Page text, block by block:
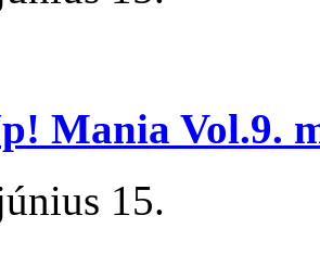
Mania Vol.9.
15.